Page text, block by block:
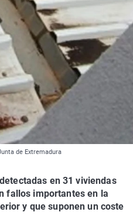
de Extremadura
en 31 viviendas
fallos importantes en la
y que suponen un coste